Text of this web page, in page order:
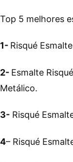
Top 5 melhores
1- Risqué
2- Esmalte
Metálico.
3- Risqué
4– Risqué